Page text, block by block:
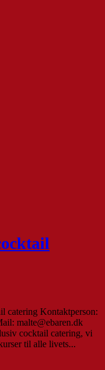
catering Kontaktperson:
malte@ebaren.dk
cocktail catering, vi
til alle livets...